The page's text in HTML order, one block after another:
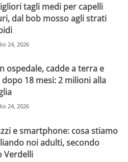
tagli medi per capelli
dal bob mosso agli strati
24, 2026
ospedale, cadde a terra e
18 mesi: 2 milioni alla
24, 2026
e smartphone: cosa stiamo
noi adulti, secondo
Verdelli